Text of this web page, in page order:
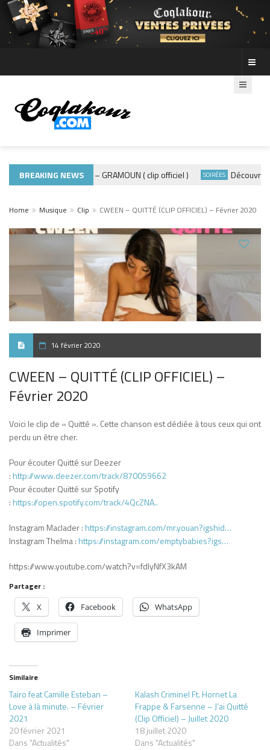
BREAKING NEWS
MUSIQUE 974 ADE440 – GRAMOUN ( clip officiel ) SOIRÉES Découvre les
Home Musique Clip CWEEN – QUITTÉ (CLIP OFFICIEL) – Février 2020
14 février 2020
CWEEN – QUITTÉ (CLIP OFFICIEL) –
Février 2020
Voici le clip de « Quitté ». Cette chanson est dédiée à tous ceux qui ont
perdu un être cher.
Pour écouter Quitté sur Deezer
: http://www.deezer.com/track/870059662
Pour écouter Quitté sur Spotify
: https://open.spotify.com/track/4QcZNA..
Instagram Maclader : https://instagram.com/mr.youan?igshid…
Instagram Thelma : https://instagram.com/emptybabies?igs…
https://www.youtube.com/watch?v=fdIyNfX3kAM
Partager :
X Facebook WhatsApp
Imprimer
Similaire
Tairo feat Camille Esteban –
Love à là minute. – Février
2021
20 février 2021
Dans "Actualités"
Kalash Criminel Ft. Hornet La
Frappe & Farsenne – J’ai Quitté
(Clip Officiel) – Juillet 2020
18 juillet 2020
Dans "Actualités"